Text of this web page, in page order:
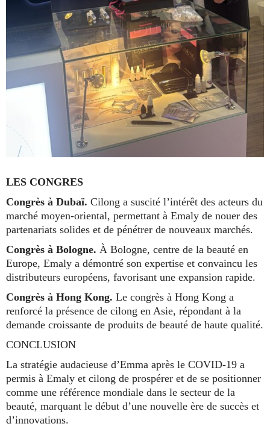
LES CONGRES
Congrès à Dubaï. Cilong a suscité l’intérêt des acteurs du
marché moyen-oriental, permettant à Emaly de nouer des
partenariats solides et de pénétrer de nouveaux marchés.
Congrès à Bologne. À Bologne, centre de la beauté en
Europe, Emaly a démontré son expertise et convaincu les
distributeurs européens, favorisant une expansion rapide.
Congrès à Hong Kong. Le congrès à Hong Kong a
renforcé la présence de cilong en Asie, répondant à la
demande croissante de produits de beauté de haute qualité.
CONCLUSION
La stratégie audacieuse d’Emma après le COVID-19 a
permis à Emaly et cilong de prospérer et de se positionner
comme une référence mondiale dans le secteur de la
beauté, marquant le début d’une nouvelle ère de succès et
d’innovations.